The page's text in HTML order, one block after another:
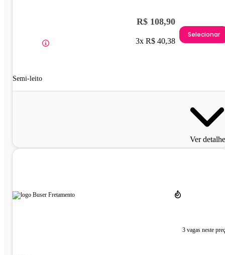
Semi-leito
R$ 108,90
3x R$ 40,38
Selecionar
Ver
3 vagas neste